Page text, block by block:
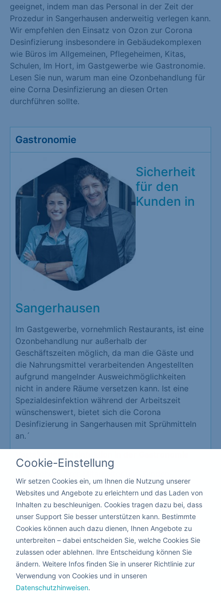
geeignet, indem man das Personal in der Zeit der
Prozedur in Sangerhausen anderweitig verlegen kann.
Wir empfehlen den Einsatz von Ozon zur Corona
Desinfizierung insbesondere in Gebäudekomplexen
wie Büros im Allgemeinen, Pflegeheimen, Kitas,
Schulen, Im Hort, im Gastgewerbe wie Gastronomie.
Lesen Sie nun, warum man eine Ozonbehandlung für
eine Corna Desinfizierung an diesen Orten
durchführen sollte.
Gastronomie
Sicherheit
für den
Kunden in
Sangerhausen
Im Gastgewerbe, vornehmlich Restaurants, ist eine
Ozonbehandlung nur außerhalb der
Geschäftszeiten möglich, da man die Gäste und
die Nahrungsmittel verarbeitenden Angestellten
aufgrund mangelnder Ausweichmöglichkeiten
nicht in andere Räume versetzen kann. Ist eine
Spezialdesinfektion während der Arbeitszeit
wünschenswert, bietet sich die Corona
Desinfizierung in Sangerhausen mit Sprühmitteln
an.´
Erzeugt eine hohe Vertrauensbasis
Schützt vor der Schließung Ihrer
Gastronomie
Da hier niemand die Räume verlassen muss, kann
die Corona Desinfektion mit giftfreien flüssigen
Mitteln nebenbei durchgeführt werden.
Kita & Schule
Cookie-Einstellung
Wir setzen Cookies ein, um Ihnen die Nutzung unserer
Websites und Angebote zu erleichtern und das Laden von
Inhalten zu beschleunigen. Cookies tragen dazu bei, dass
unser Support Sie besser unterstützen kann. Bestimmte
Cookies können auch dazu dienen, Ihnen Angebote zu
unterbreiten – dabei entscheiden Sie, welche Cookies Sie
zulassen oder ablehnen. Ihre Entscheidung können Sie
ändern. Weitere Infos finden Sie in unserer Richtlinie zur
Verwendung von Cookies und in unseren
Datenschutzhinweisen.